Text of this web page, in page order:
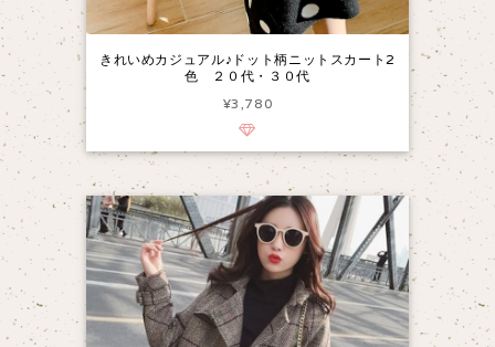
きれいめカジュアル♪ドット柄ニットスカート2
色 ２０代・３０代
¥3,780